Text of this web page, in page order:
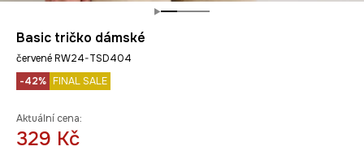
Basic tričko dámské
červené RW24-TSD404
-42% FINAL SALE
Aktuální cena:
329 Kč